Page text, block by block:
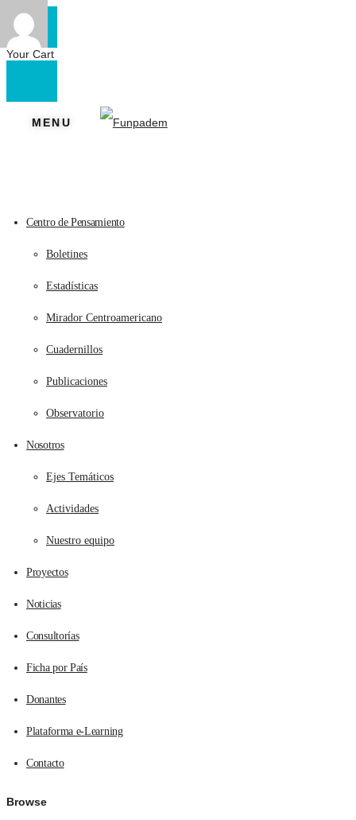
Your Cart
MENU
Centro de Pensamiento
Boletines
Estadísticas
Mirador Centroamericano
Cuadernillos
Publicaciones
Observatorio
Nosotros
Ejes Temáticos
Actividades
Nuestro equipo
Proyectos
Noticias
Consultorías
Ficha por País
Donantes
Plataforma e-Learning
Contacto
Browse